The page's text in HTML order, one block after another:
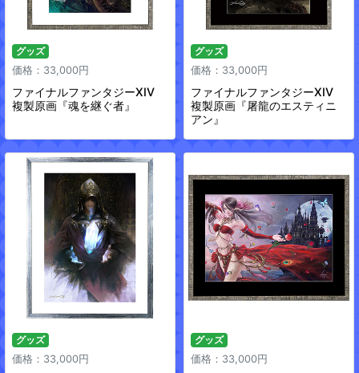
グッズ
価格：33,000円
ファイナルファンタジーXIV
複製原画『魂を継ぐ者』
グッズ
価格：33,000円
ファイナルファンタジーXIV
複製原画『屠龍のエスティニ
アン』
グッズ
価格：33,000円
グッズ
価格：33,000円